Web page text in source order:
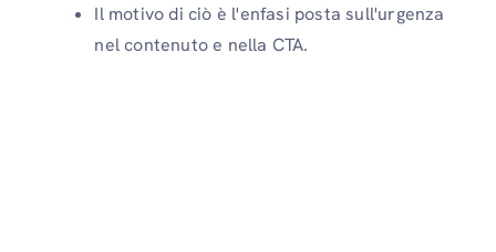
Il motivo di ciò è l'enfasi posta sull'urgenza
nel contenuto e nella CTA.